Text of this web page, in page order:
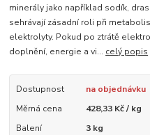
minerály jako například sodík,
sehrávají zásadní roli při
elektrolyty. Pokud po ztrátě
doplnění, energie a vi... celý popis
Dostupnost
na objednávku
Měrná cena
428,33 Kč / kg
Balení
3 kg